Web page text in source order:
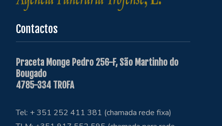
Contactos
Praceta Monge Pedro 256-F, São Martinho do
Bougado
4785-334 TROFA
Tel: + 351 252 411 381 (chamada rede fixa)